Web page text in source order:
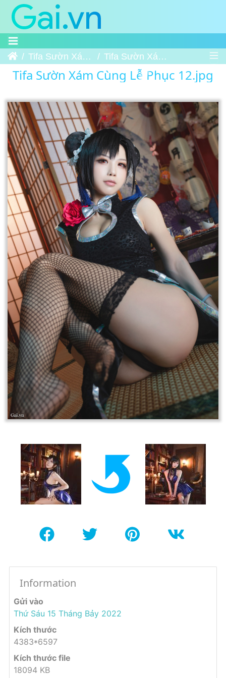
Trang chủTifa Sườn Xám Cùng Lễ Phục Tifa Sườn Xám Cùng Lễ Phục 12
Tifa Sườn Xám Cùng Lễ Phục 12.jpg
Information
Gửi vào
Thứ Sáu 15 Tháng Bảy 2022
Kích thước
4383*6597
Kích thước file
18094 KB